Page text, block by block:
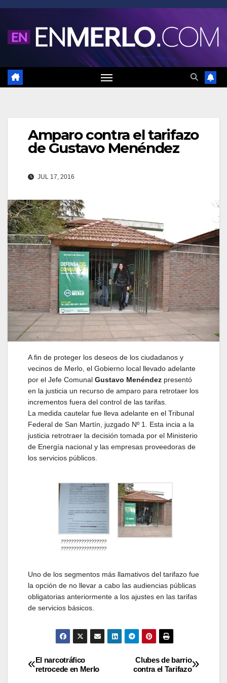
Saltar
contenido
Amparo contra el tarifazo
de Gustavo Menéndez
JUL 17, 2016
A fin de proteger los deseos de los ciudadanos y
vecinos de Merlo, el Gobierno local llevado adelante
por el Jefe Comunal Gustavo Menéndez presentó
en la justicia un recurso de amparo para retrotaer los
incrementos fuera del control de las tarifas.
La medida cautelar fue lleva adelante en el Tribunal
Federal de San Martín, juzgado Nº 1. Esta incia a la
justicia retrotraer la decisión tomada por el Ministerio
de Energía nacional y las empresas proveedoras de
los servicios públicos.
??????????????????
??????????????????
Uno de los segmentos más llamativos del tarifazo fue
la opción de no llevar a cabo las audiencias públicas
obligatorias anteriormente a los ajustes en las tarifas
de servicios básicos.
Navegación
Clubes de barrio
contra el Tarifazo
El narcotráfico
retrocede en Merlo